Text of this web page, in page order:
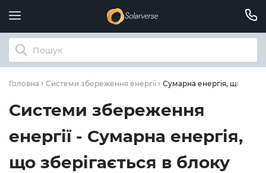
Головна Системи збереження енергії Сумарна енергія, що
Системи збереження
енергії - Сумарна енергія,
що зберігається в блоку